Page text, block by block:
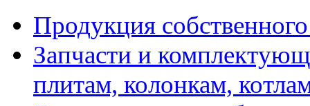
Продукция
Запчасти и
плитам, колонкам,